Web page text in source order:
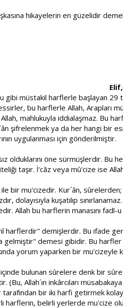
hikayelerin en güzelidir
gibi müstakil harflerle başlayan
bu harflerle Allah, Arapları
mahlukuyla iddialaşmaz. Bu
şifrelenmek ya da her hangi bir
uygulanması için gönderilmiştir.
olduklarını öne sürmüşlerdir.
taşır. İ'câz veya mû'cize ise
ile bir mu'cizedir. Kur´ân,
dolayısıyla kuşatılıp
Allah bu harflerin manasını
harflerdir" demişlerdir. Bu ifade
gelmiştir" demesi gibidir. Bu
yorum yaparken bir
içinde bulunan sûrelere denk bir
Allah´ın inkârcıları
bir iki harfi getirmek kolay
harflerin, belirli yerlerde mu'cize